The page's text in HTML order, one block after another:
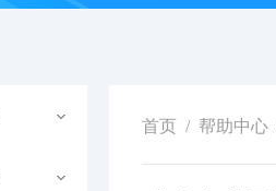
首页 / 帮助中心